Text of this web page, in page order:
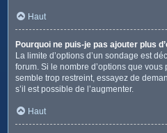
Haut
Pourquoi ne puis-je pas ajouter plus
La limite d’options d’un sondage est
forum. Si le nombre d’options que
semble trop restreint, essayez de
s’il est possible de l’augmenter.
Haut